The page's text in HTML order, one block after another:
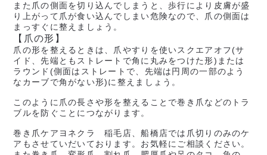
また爪の側面を切り込んでしまうと、歩行により皮膚が盛
り上がって爪が食い込んでしまい危険なので、爪の側面は
まっすぐに整えましょう。
【爪の形】
爪の形を整えるときは、爪やすりを使いスクエアオフ(サ
イド、先端ともストレートで角に丸みをつけた形)または
ラウンド(側面はストレートで、先端は円周の一部のよう
なカーブで角がない形)に整えましょう。
このように爪の長さや形を整えることで巻き爪などのトラ
ブルを防ぐことにつながります。
巻き爪ケアヨネクラ 稲毛店、船橋店では爪切りのみのケ
アもさせていだいております。お気軽にご相談ください。